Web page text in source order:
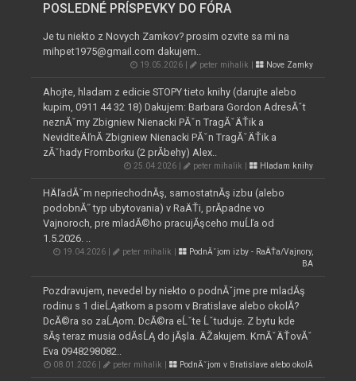
POSLEDNÉ PRÍSPEVKY DO FÓRA
Je tu niekto z Novych Zamkov? prosim ozvite sa mi na
mihpet1975@gmail.com dakujem..
19.05.2026 | peter mihalik | Nove Zamky
Ahojte, hladam z edicie STOPY tieto knihy (darujte alebo
kupim, 0911 44 32 18) Dakujem: Barbara Gordon AdresĂˇt
neznĂˇmy Zbigniew Nienacki PĂˇn TragĂˇÄŤik a
NeviditeÄľnĂ­ Zbigniew Nienacki PĂˇn TragĂˇÄŤik a
zĂˇhady Fromborku (2 prĂ­behy) Alex..
25.04.2026 | peter mihalik | Hladam knihy
HÄľadĂˇm nepriechodnĂş, samostatnĂş izbu (alebo
podobnĂ˝ typ ubytovania) v RaÄŤi, prĂ­padne vo
Vajnoroch, pre mladĂ©ho pracujĂşceho muĹľa od
1.5.2026. ..
19.04.2026 | peter mihalik |
PodnĂˇjom izby - RaÄŤa/Vajnory,
BA
Pozdravujem, nevedel by niekto o podnĂˇjme pre mladĂş
rodinu s 1 dieĹĄatkom a psom v Bratislave alebo okolĂ­?
DcĂ©ra so zaĹĄom. DcĂ©ra eĹˇte Ĺˇtuduje. Z bytu kde
sĂş teraz musia odĂ­sĹĄ do jĂşla. ÄŽakujem. KrnĂˇÄŤovĂˇ
Eva 0948298082..
08.01.2026 | peter mihalik | PodnĂˇjom v Bratislave alebo okolĂ­